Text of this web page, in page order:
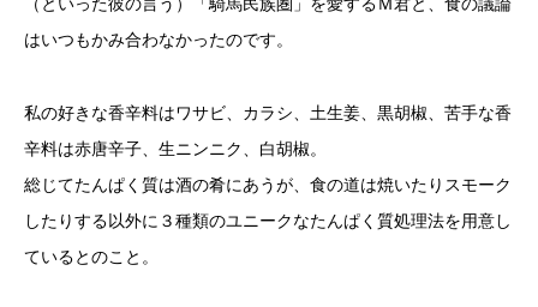
（といった彼の言う）「騎馬民族圏」を愛するＭ君と、食の議論
はいつもかみ合わなかったのです。
私の好きな香辛料はワサビ、カラシ、土生姜、黒胡椒、苦手な香
辛料は赤唐辛子、生ニンニク、白胡椒。
総じてたんぱく質は酒の肴にあうが、食の道は焼いたりスモーク
したりする以外に３種類のユニークなたんぱく質処理法を用意し
ているとのこと。